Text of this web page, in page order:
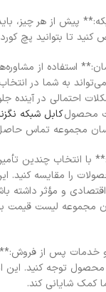
پیش از هر چیز،
تا بتوانید پچ
استفاده از
به شما در
احتمالی در آینده
محصولکابل شبکه
مجموعه تماس حاصل
با انتخاب چندین
را مقایسه کنید.
و مؤثر داشته
مجموعه لیست قیمت
و خدمات پس از فروش:**
توجه کنید. این
کمک شایانی کند.